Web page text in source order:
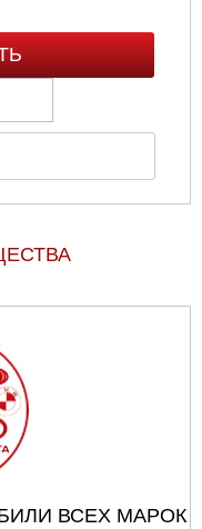
ВСЕХ МАРОК